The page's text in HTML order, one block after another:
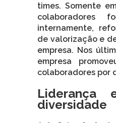
times. Somente
colaboradores
internamente,
de valorização e
empresa. Nos
empresa
colaboradores por
Liderança
diversidade